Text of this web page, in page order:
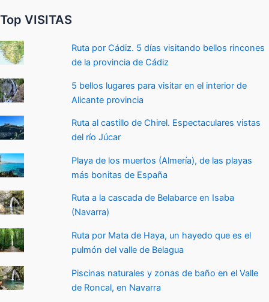
Top VISITAS
Ruta por Cádiz. 5 días visitando bellos rincones
de la provincia de Cádiz
5 bellos lugares para visitar en el interior de
Alicante provincia
Ruta al castillo de Chirel. Espectaculares vistas
del río Júcar
Playa de los muertos (Almería), de las playas
más bonitas de España
Ruta a la cascada de Belabarce en Isaba
(Navarra)
Ruta por Mata de Haya, un hayedo que es el
pulmón del valle de Belagua
Piscinas naturales y zonas de baño en el Valle
de Roncal, en Navarra